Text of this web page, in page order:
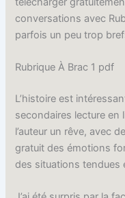
conversations avec
parfois un peu trop
Rubrique À Brac 1 pdf
L’histoire est
secondaires lecture en
l’auteur un rêve, avec
gratuit des émotions
des situations tendues